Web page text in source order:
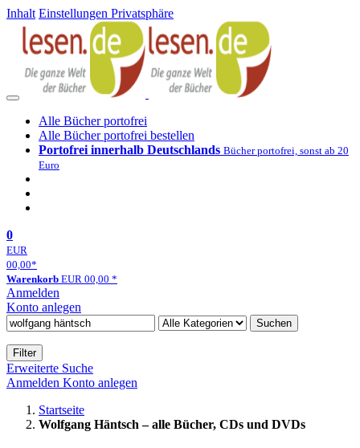
Inhalt Einstellungen Privatsphäre
Alle Bücher portofrei
Alle Bücher portofrei bestellen
Portofrei innerhalb Deutschlands Bücher portofrei, sonst ab 20
Euro
0
EUR
00,00*
Warenkorb EUR 00,00 *
Anmelden
Konto anlegen
Suchen
Filter
Erweiterte Suche
Anmelden Konto anlegen
Startseite
Wolfgang Häntsch – alle Bücher, CDs und DVDs